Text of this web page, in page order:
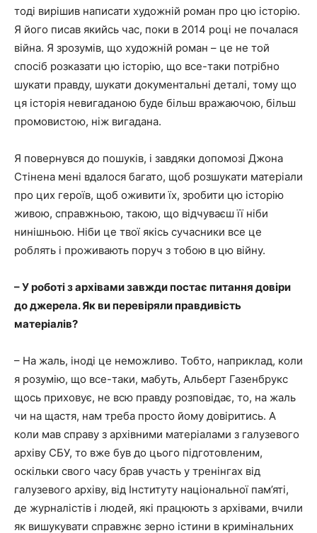
тоді вирішив написати художній роман про цю історію.
Я його писав якийсь час, поки в 2014 році не почалася
війна. Я зрозумів, що художній роман – це не той
спосіб розказати цю історію, що все-таки потрібно
шукати правду, шукати документальні деталі, тому що
ця історія невигаданою буде більш вражаючою, більш
промовистою, ніж вигадана.
Я повернувся до пошуків, і завдяки допомозі Джона
Стінена мені вдалося багато, щоб розшукати матеріали
про цих героїв, щоб оживити їх, зробити цю історію
живою, справжньою, такою, що відчуваєш її ніби
нинішньою. Ніби це твої якісь сучасники все це
роблять і проживають поруч з тобою в цю війну.
– У роботі з архівами завжди постає питання довіри
до джерела. Як ви перевіряли правдивість
матеріалів?
– На жаль, іноді це неможливо. Тобто, наприклад, коли
я розумію, що все-таки, мабуть, Альберт Газенбрукс
щось приховує, не всю правду розповідає, то, на жаль
чи на щастя, нам треба просто йому довіритись. А
коли мав справу з архівними матеріалами з галузевого
архіву СБУ, то вже був до цього підготовленим,
оскільки свого часу брав участь у тренінгах від
галузевого архіву, від Інституту національної пам’яті,
де журналістів і людей, які працюють з архівами, вчили
як вишукувати справжнє зерно істини в кримінальних